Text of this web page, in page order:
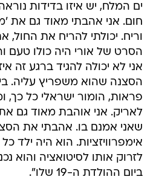
ים המלח, יש איזו בדידות
חום. אני אהבתי מאוד גם את
וריח. יכולתי להריח את החול,
הסרט של אורי היה כולו טעם
אני לא יכולה להגיד ברגע זה
הסצנה שהוא משפריץ עליה.
פראות, הומור ישראלי כל כך,
לאריק. אני אוהבת מאוד גם
שאני אמנם בו. אהבתי את
אימפרוויזציות. הוא היה ילד
לזרוק אותו לסיטואציה והוא
ביום ההולדת ה-19 שלו".